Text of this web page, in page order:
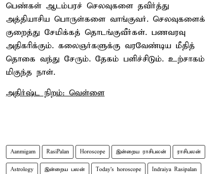
பெண்கள் ஆடம்பரச் செலவுகளை தவிர்த்து
அத்தியாசிய பொருள்களை வாங்குவர். செலவுகளைக்
குறைத்து சேமிக்கத் தொடங்குவீர்கள். பணவரவு
அதிகரிக்கும். கலைஞர்களுக்கு வரவேண்டிய மீதித்
தொகை வந்து சேரும். தேகம் பளிச்சிடும். உற்சாகம்
மிகுந்த நாள்.
அதிர்ஷ்ட நிறம்: வெள்ளை
Aanmigam RasiPalan Horoscope இன்றைய ராசிபலன் ராசிபலன்
Astrology இன்றைய பலன் Today's horoscope Indraiya Rasipalan